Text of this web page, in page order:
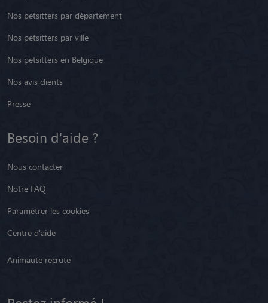
Nos petsitters par département
Nos petsitters par ville
Nos petsitters en Belgique
Nos avis clients
Presse
Besoin d'aide ?
Nous contacter
Notre FAQ
Paramétrer les cookies
Centre d'aide
Animaute recrute